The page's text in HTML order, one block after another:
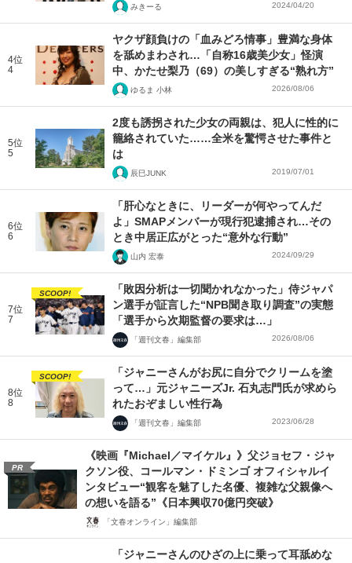
みきーる 2024/04/20
4位
4
ヤクザ顔負けの「血みどろ情事」豊満な身体
を舐めまわされ…「自称16歳美少女」怪演
中、かたせ梨乃（69）の美しすぎる“熟れ方”
ゆるま 小林 2026/08/06
5位
5
2度も誘拐された少女の両親は、犯人に性的に
籠絡されていた……全米を驚愕させた事件と
は
辰巳JUNK 2019/07/01
6位
6
「肝心なときに、リーダーが何やってんだ
よ」SMAPメンバーが現行犯逮捕され…その
とき中居正広がとった“意外な行動”
山内 宏泰 2024/09/29
7位
7
SCOOP!
「敗因分析は一切聞かれなかった」侍ジャパ
ン選手が証言した“NPB聞き取り調査”の実態
「選手から次期監督の要求は…」
「週刊文春」編集部 2026/08/06
8位
8
SCOOP!
「ジャニーさんがお尻に自分でクリームを塗
って…」元ジャニーズJr. 石丸志門氏が求めら
れたおぞましい性行為
「週刊文春」編集部 2023/06/28
PR
《映画『Michael／マイケル』》父ジョセフ・ジャ
クソン役、コールマン・ドミンゴ オフィシャルイ
ンタビュー“観客を魅了した名優、複雑な父親像へ
の想いを語る”《日本興収70億円突破》
「文春オンライン」編集部
「ジャニーさんのひざの上に乗って耳舐めな